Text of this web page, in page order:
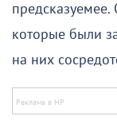
предсказуемее.
которые были
на них